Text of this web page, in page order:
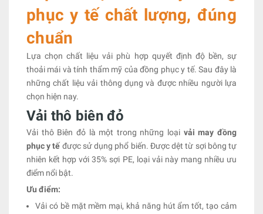
phục y tế chất lượng, đúng
chuẩn
Lựa chọn chất liệu vải phù hợp quyết định độ bền, sự
thoải mái và tính thẩm mỹ của đồng phục y tế. Sau đây là
những chất liệu vải thông dụng và được nhiều người lựa
chọn hiện nay.
Vải thô biên đỏ
Vải thô Biên đỏ là một trong những loại vải may đồng
phục y tế được sử dụng phổ biến. Được dệt từ sợi bông tự
nhiên kết hợp với 35% sợi PE, loại vải này mang nhiều ưu
điểm nổi bật.
Ưu điểm:
Vải có bề mặt mềm mại, khả năng hút ẩm tốt, tạo cảm